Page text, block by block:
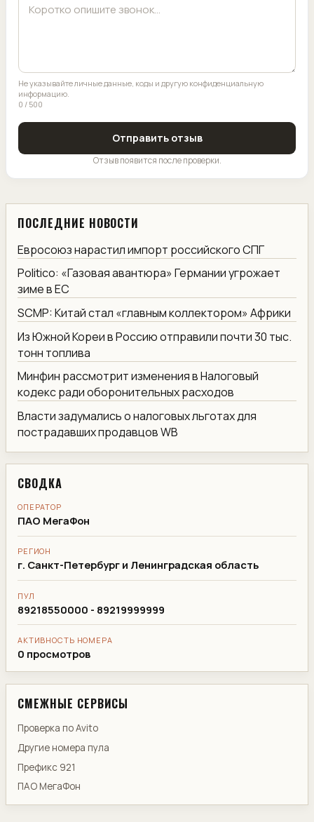
Не указывайте личные данные, коды и другую конфиденциальную
информацию.
0 / 500
Отправить отзыв
Отзыв появится после проверки.
ПОСЛЕДНИЕ НОВОСТИ
Евросоюз нарастил импорт российского СПГ
Politico: «Газовая авантюра» Германии угрожает
зиме в ЕС
SCMP: Китай стал «главным коллектором» Африки
Из Южной Кореи в Россию отправили почти 30 тыс.
тонн топлива
Минфин рассмотрит изменения в Налоговый
кодекс ради оборонительных расходов
Власти задумались о налоговых льготах для
пострадавших продавцов WB
СВОДКА
ОПЕРАТОР
ПАО МегаФон
РЕГИОН
г. Санкт-Петербург и Ленинградская область
ПУЛ
89218550000 - 89219999999
АКТИВНОСТЬ НОМЕРА
0 просмотров
СМЕЖНЫЕ СЕРВИСЫ
Проверка по Avito
Другие номера пула
Префикс 921
ПАО МегаФон